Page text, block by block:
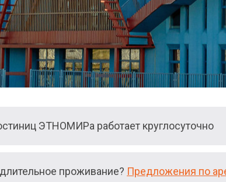
ЭТНОМИРа работает круглосуточно
проживание? Предложения по